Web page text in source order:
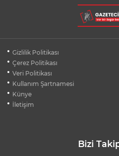
BURSA ŞEHİR
AĞUSTOS
KÜBRA DENİZCİ
Gizlilik Politikası
Çerez Politikası
Veri Politikası
Kullanım Şartnamesi
Künye
İletişim
Bizi